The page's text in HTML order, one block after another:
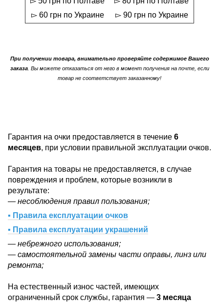
▻ 60 грн по Украине
▻ 90 грн по Украине
При получении товара, внимательно проверяйте содержимое Вашего
заказа. Вы можете отказаться от него в момент получения на почте, если
товар не соответствует заказанному!
Гарантия на очки предоставляется в течение 6
месяцев, при условии правильной эксплуатации очков.
Гарантия на товары не предоставляется, в случае
повреждения и проблем, которые возникли в
результате:
— несоблюдения правил пользования;
▪ Правила експлуатации очков
▪ Правила експлуатации украшений
— небрежного использования;
— самостоятельной замены части оправы, линз или
ремонта;
На естественный износ частей, имеющих
ограниченный срок службы, гарантия — 3 месяца